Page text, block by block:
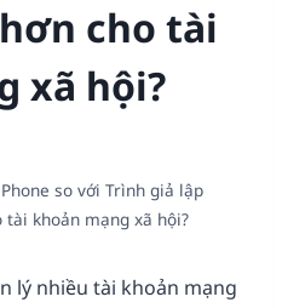
cho tài
xã hội?
so với Trình giả lập
khoản mạng xã hội?
lý nhiều tài khoản mạng